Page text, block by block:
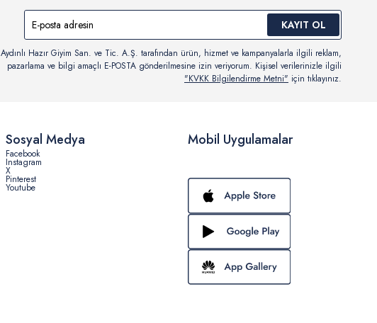
KAYIT OL
Aydınlı Hazır Giyim San. ve Tic. A.Ş. tarafından ürün, hizmet ve kampanyalarla ilgili reklam,
pazarlama ve bilgi amaçlı E-POSTA gönderilmesine izin veriyorum. Kişisel verilerinizle ilgili
"KVKK Bilgilendirme Metni" için tıklayınız.
Mobil Uygulamalar
Sosyal Medya
Facebook
Instagram
X
Pinterest
Youtube